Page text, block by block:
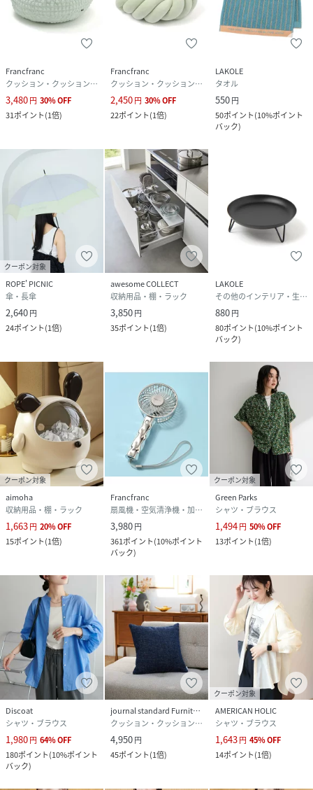
Francfranc
クッション・クッションカバー
3,480円 30%OFF
31ポイント(1倍)
Francfranc
クッション・クッションカバー
2,450円 30%OFF
22ポイント(1倍)
LAKOLE
タオル
550円
50ポイント(10%ポイント
バック)
クーポン対象
ROPE' PICNIC
傘・長傘
2,640円
24ポイント(1倍)
awesome COLLECT
収納用品・棚・ラック
3,850円
35ポイント(1倍)
LAKOLE
その他のインテリア・生活雑貨
880円
80ポイント(10%ポイント
バック)
クーポン対象
aimoha
収納用品・棚・ラック
1,663円 20%OFF
15ポイント(1倍)
Francfranc
扇風機・空気清浄機・加湿器
3,980円
361ポイント(10%ポイント
バック)
クーポン対象
Green Parks
シャツ・ブラウス
1,494円 50%OFF
13ポイント(1倍)
Discoat
シャツ・ブラウス
1,980円 64%OFF
180ポイント(10%ポイント
バック)
journal standard Furniture
クッション・クッションカバー
4,950円
45ポイント(1倍)
クーポン対象
AMERICAN HOLIC
シャツ・ブラウス
1,643円 45%OFF
14ポイント(1倍)